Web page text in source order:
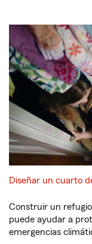
Diseñar un cuarto
Construir un
puede ayudar a
emergencias